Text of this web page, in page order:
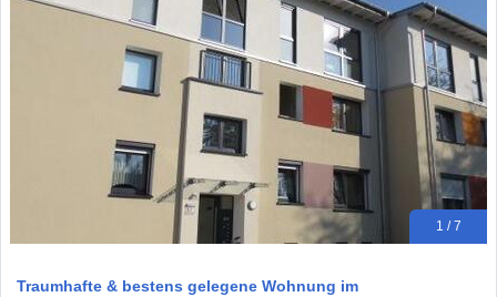
1 / 7
Traumhafte & bestens gelegene Wohnung im